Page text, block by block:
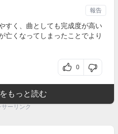
すく、曲としても完成度が高い
亡くなってしまったことでより
0
報告
もっと読む
サーリンク